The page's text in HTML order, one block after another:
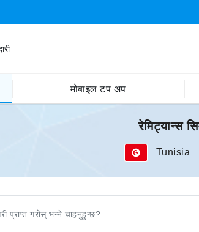
मोबाइल टप अप
रेमिट्यान्स
Tunisia
प्राप्त गरोस् भन्ने चाहनुहुन्छ?